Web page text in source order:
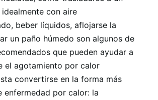
con aire
beber líquidos, aflojarse la
un paño húmedo son algunos de
que pueden ayudar a
el agotamiento por calor
convertirse en la forma más
enfermedad por calor: la